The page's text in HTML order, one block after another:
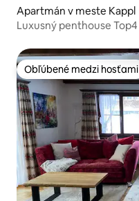
Apartmán v meste Kappl
Luxusný penthouse Top4
Obľúbené medzi hosťami
Obľúbené medzi hosťami